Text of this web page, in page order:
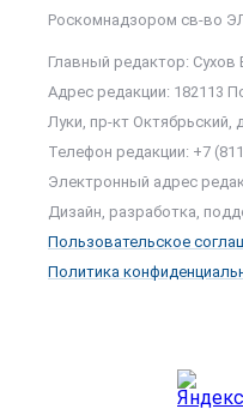
Роскомнадзором cв-во
Главный редактор:
Адрес редакции: 182113
Луки, пр-кт Октябрьский,
Телефон редакции: +7
Электронный адрес
Дизайн, разработка,
Пользовательское
Политика